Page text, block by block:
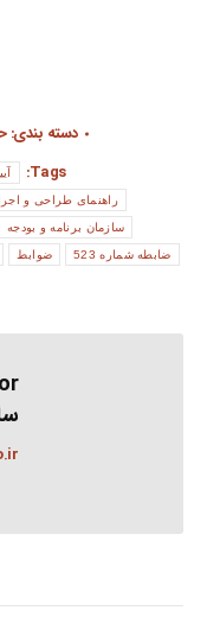
دسته بندی:
Tags:
راهنمای طراحی و
سازمان برنامه و بودجه
ضابطه شماره 523 ضوابط